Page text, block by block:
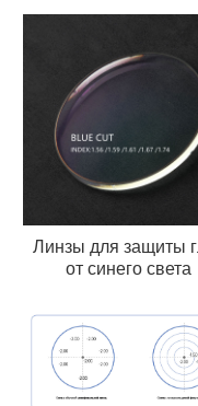
Линзы для защиты
от синего света